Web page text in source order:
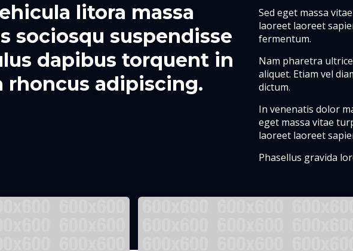
litora massa
sociosqu suspendisse
dapibus torquent in
rhoncus adipiscing.
Sed eget massa
laoreet laoreet
fermentum.
Nam pharetra
aliquet. Etiam vel
dictum.
In venenatis dolor
eget massa vitae
laoreet laoreet
Phasellus gravida